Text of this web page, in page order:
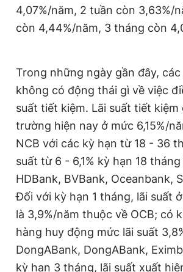
4,07%/năm, 2 tuần còn 3,63%/
còn 4,44%/năm, 3 tháng còn
Trong những ngày gần đây,
không có động thái gì về việc
suất tiết kiệm. Lãi suất tiết
trường hiện nay ở mức 6,15%/
NCB với các kỳ hạn từ 18 - 36
suất từ 6 - 6,1% kỳ hạn 18
HDBank, BVBank, Oceanbank,
Đối với kỳ hạn 1 tháng, lãi suất
là 3,9%/năm thuộc về OCB; có
hàng huy động mức lãi suất
DongABank, DongABank,
kỳ hạn 3 tháng, lãi suất xuất